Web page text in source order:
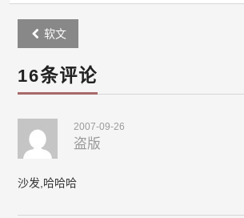
Post
navigation
软文
16条评论
2007-09-26
盗版
沙发,哈哈哈